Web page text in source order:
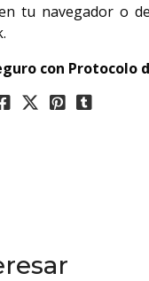
tu navegador o
con Protocolo